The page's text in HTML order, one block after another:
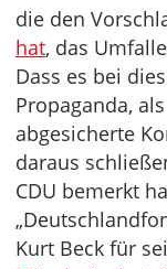
die den
hat, das
Dass es bei
Propaganda,
abgesicherte
daraus
CDU bemerkt
Kurt Beck für